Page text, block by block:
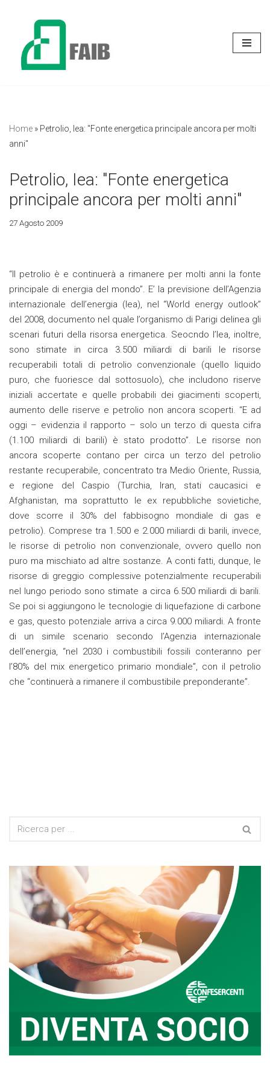
contenuto
Home » Petrolio, Iea: "Fonte energetica principale ancora per molti
anni"
Petrolio, Iea: "Fonte energetica
principale ancora per molti anni"
27 Agosto 2009
“Il petrolio è e continuerà a rimanere per molti anni la fonte
principale di energia del mondo”. E’ la previsione dell’Agenzia
internazionale dell’energia (Iea), nel “World energy outlook”
del 2008, documento nel quale l’organismo di Parigi delinea gli
scenari futuri della risorsa energetica. Seocndo l’Iea, inoltre,
sono stimate in circa 3.500 miliardi di barili le risorse
recuperabili totali di petrolio convenzionale (quello liquido
puro, che fuoriesce dal sottosuolo), che includono riserve
iniziali accertate e quelle probabili dei giacimenti scoperti,
aumento delle riserve e petrolio non ancora scoperti. “E ad
oggi – evidenzia il rapporto – solo un terzo di questa cifra
(1.100 miliardi di barili) è stato prodotto”. Le risorse non
ancora scoperte contano per circa un terzo del petrolio
restante recuperabile, concentrato tra Medio Oriente, Russia,
e regione del Caspio (Turchia, Iran, stati caucasici e
Afghanistan, ma soprattutto le ex repubbliche sovietiche,
dove scorre il 30% del fabbisogno mondiale di gas e
petrolio). Comprese tra 1.500 e 2.000 miliardi di barili, invece,
le risorse di petrolio non convenzionale, ovvero quello non
puro ma mischiato ad altre sostanze. A conti fatti, dunque, le
risorse di greggio complessive potenzialmente recuperabili
nel lungo periodo sono stimate a circa 6.500 miliardi di barili.
Se poi si aggiungono le tecnologie di liquefazione di carbone
e gas, questo potenziale arriva a circa 9.000 miliardi. A fronte
di un simile scenario secondo l’Agenzia internazionale
dell’energia, “nel 2030 i combustibili fossili conteranno per
l’80% del mix energetico primario mondiale”, con il petrolio
che “continuerà a rimanere il combustibile preponderante”.